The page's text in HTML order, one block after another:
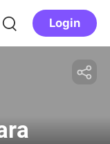
Login